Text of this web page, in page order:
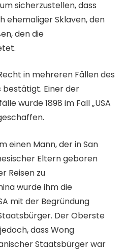
sicherzustellen, dass
ehemaliger Sklaven, den
den die
in mehreren Fällen des
Einer der
wurde 1898 im Fall „USA
einen Mann, der in San
Eltern geboren
Reisen zu
wurde ihm die
mit der Begründung
Der Oberste
dass Wong
Staatsbürger war